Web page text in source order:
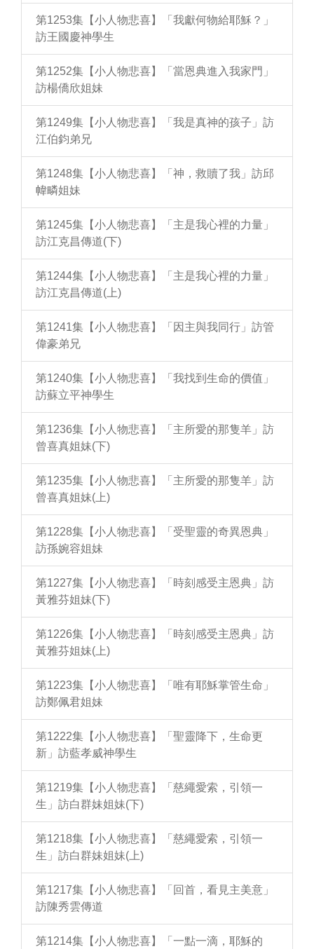
第1253集【小人物悲喜】「我獻何物給耶穌？」
訪王國慶神學生
第1252集【小人物悲喜】「當恩典進入我家門」
訪楊僑欣姐妹
第1249集【小人物悲喜】「我是真神的孩子」訪
江伯鈞弟兄
第1248集【小人物悲喜】「神，救贖了我」訪邱
幃疄姐妹
第1245集【小人物悲喜】「主是我心裡的力量」
訪江克昌傳道(下)
第1244集【小人物悲喜】「主是我心裡的力量」
訪江克昌傳道(上)
第1241集【小人物悲喜】「因主與我同行」訪管
偉豪弟兄
第1240集【小人物悲喜】「我找到生命的價值」
訪蘇立平神學生
第1236集【小人物悲喜】「主所愛的那隻羊」訪
曾喜真姐妹(下)
第1235集【小人物悲喜】「主所愛的那隻羊」訪
曾喜真姐妹(上)
第1228集【小人物悲喜】「受聖靈的奇異恩典」
訪孫婉容姐妹
第1227集【小人物悲喜】「時刻感受主恩典」訪
黃雅芬姐妹(下)
第1226集【小人物悲喜】「時刻感受主恩典」訪
黃雅芬姐妹(上)
第1223集【小人物悲喜】「唯有耶穌掌管生命」
訪鄭佩君姐妹
第1222集【小人物悲喜】「聖靈降下，生命更
新」訪藍孝威神學生
第1219集【小人物悲喜】「慈繩愛索，引領一
生」訪白群妹姐妹(下)
第1218集【小人物悲喜】「慈繩愛索，引領一
生」訪白群妹姐妹(上)
第1217集【小人物悲喜】「回首，看見主美意」
訪陳秀雲傳道
第1214集【小人物悲喜】「一點一滴，耶穌的